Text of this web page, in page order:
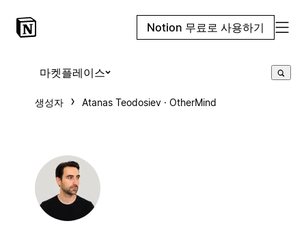
Notion 무료로 사용하기
마켓플레이스
생성자 Atanas Teodosiev · OtherMind